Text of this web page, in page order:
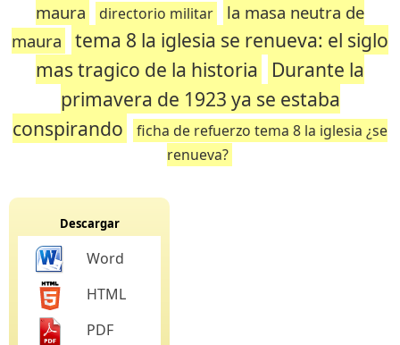
maura
directorio militar
la masa neutra de
maura
tema 8 la iglesia se renueva: el siglo
mas tragico de la historia
Durante la
primavera de 1923 ya se estaba
conspirando
ficha de refuerzo tema 8 la iglesia ¿se
renueva?
Descargar
Word
HTML
PDF